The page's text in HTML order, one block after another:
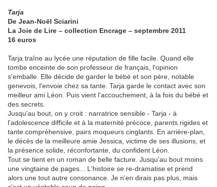
Tarja
De Jean-Noël Sciarini
La Joie de Lire – collection Encrage – septembre 2011
16 euros
Tarja traîne au lycée une réputation de fille facile. Quand elle
tombe enceinte de son professeur de français, l'opinion
s'emballe. Elle décide de garder le bébé et son père, notable
genevois, l'envoie chez sa tante. Tarja garde le contact avec son
meilleur ami Léon. Puis vient l'accouchement, à la fois du bébé et
des secrets.
Jusqu'au bout, on y croit : narratrice sensible - Tarja - à
l'adolescence difficile et à la maternité précoce, parents rigides et
tante compréhensive, pairs moqueurs cinglants. En arrière-plan,
le décès de la meilleure amie Jessica, victime de ses illusions, et
la présence solide, réconfortante, du confident Léon.
Tout se tient en un roman de belle facture. Jusqu'au bout moins
une vingtaine de pages... L'histoire se re-dramatise et prend
alors une tout autre consonance. Je n'en dirais pas plus, mais